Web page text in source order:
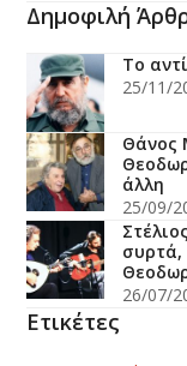
Δημοφιλή
Το
25/11/
Θάνος
άλλη
25/09/
συρτά,
26/07/
Ετικέτες